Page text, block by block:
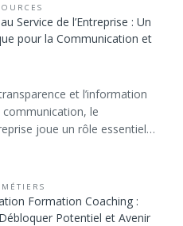
Service de l’Entreprise : Un
pour la Communication et
et l’information
communication, le
joue un rôle essentiel…
Formation Coaching :
Potentiel et Avenir